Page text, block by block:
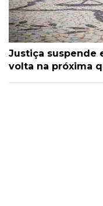
Justiça suspende
volta na próxima